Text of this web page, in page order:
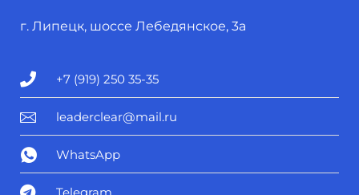
г. Липецк, шоссе Лебедянское, 3а
+7 (919) 250 35-35
leaderclear@mail.ru
WhatsApp